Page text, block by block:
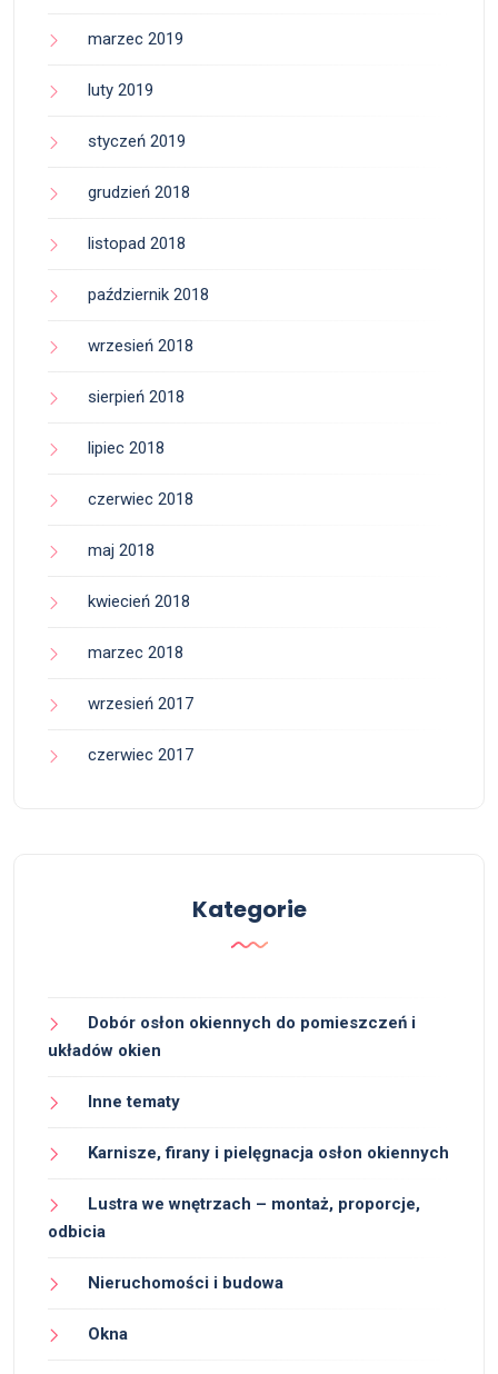
marzec 2019
luty 2019
styczeń 2019
grudzień 2018
listopad 2018
październik 2018
wrzesień 2018
sierpień 2018
lipiec 2018
czerwiec 2018
maj 2018
kwiecień 2018
marzec 2018
wrzesień 2017
czerwiec 2017
Kategorie
Dobór osłon okiennych do pomieszczeń i
układów okien
Inne tematy
Karnisze, firany i pielęgnacja osłon okiennych
Lustra we wnętrzach – montaż, proporcje,
odbicia
Nieruchomości i budowa
Okna